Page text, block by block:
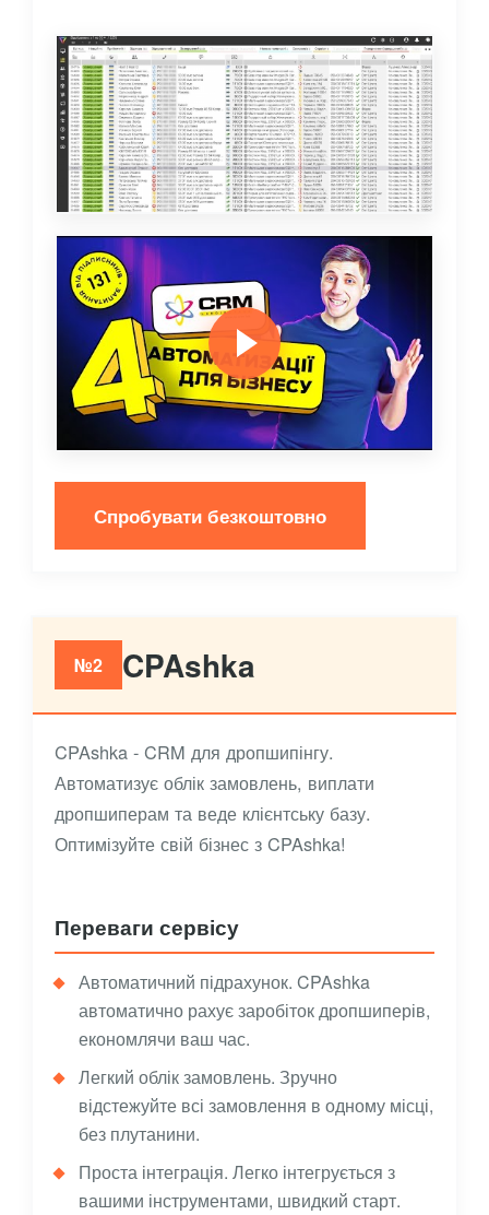
Спробувати безкоштовно
№2 CPAshka
CPAshka - CRM для дропшипінгу.
Автоматизує облік замовлень, виплати
дропшиперам та веде клієнтську базу.
Оптимізуйте свій бізнес з CPAshka!
Переваги сервісу
Автоматичний підрахунок. CPAshka
автоматично рахує заробіток дропшиперів,
економлячи ваш час.
Легкий облік замовлень. Зручно
відстежуйте всі замовлення в одному місці,
без плутанини.
Проста інтеграція. Легко інтегрується з
вашими інструментами, швидкий старт.